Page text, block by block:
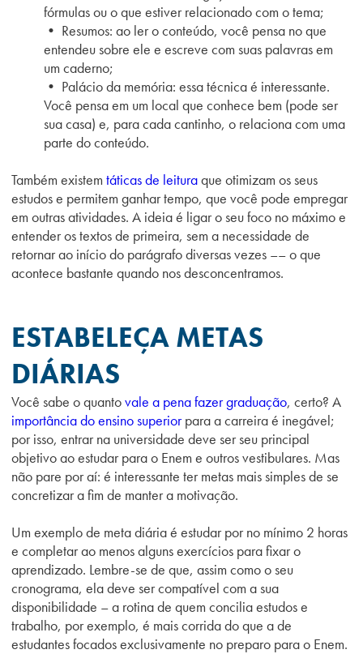
fórmulas ou o que estiver relacionado com o tema;
• Resumos: ao ler o conteúdo, você pensa no que
entendeu sobre ele e escreve com suas palavras em
um caderno;
• Palácio da memória: essa técnica é interessante.
Você pensa em um local que conhece bem (pode ser
sua casa) e, para cada cantinho, o relaciona com uma
parte do conteúdo.
Também existem táticas de leituraque otimizam os seus
estudos e permitem ganhar tempo, que você pode empregar
em outras atividades. A ideia é ligar o seu foco no máximo e
entender os textos de primeira, sem a necessidade de
retornar ao início do parágrafo diversas vezes –– o que
acontece bastante quando nos desconcentramos.
ESTABELEÇA METAS
DIÁRIAS
Você sabe o quantovale a pena fazer graduação, certo? A
importância do ensino superiorpara a carreira é inegável;
por isso, entrar na universidade deve ser seu principal
objetivo ao estudar para o Enem e outros vestibulares. Mas
não pare por aí: é interessante ter metas mais simples de se
concretizar a fim de manter a motivação.
Um exemplo de meta diária é estudar por no mínimo 2 horas
e completar ao menos alguns exercícios para fixar o
aprendizado. Lembre-se de que, assim como o seu
cronograma, ela deve ser compatível com a sua
disponibilidade – a rotina de quem concilia estudos e
trabalho, por exemplo, é mais corrida do que a de
estudantes focados exclusivamente no preparo para o Enem.